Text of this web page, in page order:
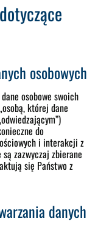
osobowych
osobowe swoich
której dane
do
i interakcji z
zazwyczaj zbierane
się Państwo z
danych